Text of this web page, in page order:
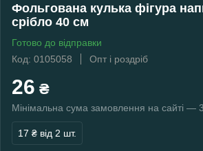
Фольгована кулька фігура
срібло 40 см
Готово до відправки
Код: 0105058
Опт і роздріб
26 ₴
Мінімальна сума замовлення на сайті —
17 ₴ від 2 шт.